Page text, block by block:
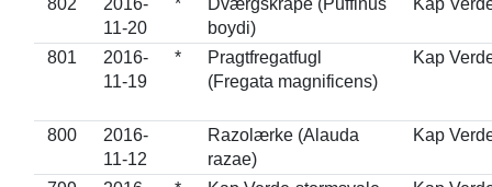
802
2016-
11-20
*
Dværgskråpe (Puffinus
boydi)
Kap
801
2016-
11-19
*
Pragtfregatfugl
(Fregata magnificens)
Kap
800
2016-
11-12
Razolærke (Alauda
razae)
Kap